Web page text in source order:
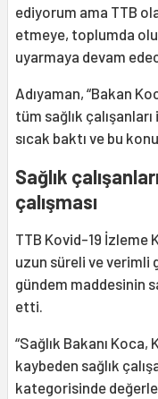
ediyorum ama TTB
etmeye, toplumda
uyarmaya devam
Adıyaman, “Bakan
tüm sağlık
sıcak baktı ve bu
Sağlık
çalışması
TTB Kovid-19 İzleme
uzun süreli ve verimli
gündem maddesinin
etti.
“Sağlık Bakanı Koca,
kaybeden sağlık
kategorisinde